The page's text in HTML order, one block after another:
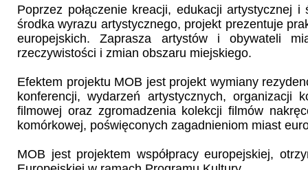
Poprzez połączenie kreacji, edukacji artystycznej
środka wyrazu artystycznego, projekt prezentuje
europejskich. Zaprasza artystów i obywateli
rzeczywistości i zmian obszaru miejskiego.
Efektem projektu MOB jest projekt wymiany
konferencji, wydarzeń artystycznych, organizacji
filmowej oraz zgromadzenia kolekcji filmów
komórkowej, poświęconych zagadnieniom miast
MOB jest projektem współpracy europejskiej,